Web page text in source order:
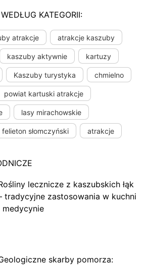
KATEGORII:
atrakcje atrakcje kaszuby
kaszuby aktywnie kartuzy
Kaszuby turystyka chmielno
powiat kartuski atrakcje
lasy mirachowskie
felieton słomczyński atrakcje
lecznicze z kaszubskich łąk
tradycyjne zastosowania w kuchni
medycynie
skarby pomorza: